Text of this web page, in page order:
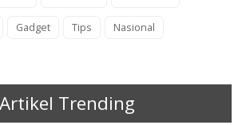
Gadget Tips Nasional
Artikel Trending